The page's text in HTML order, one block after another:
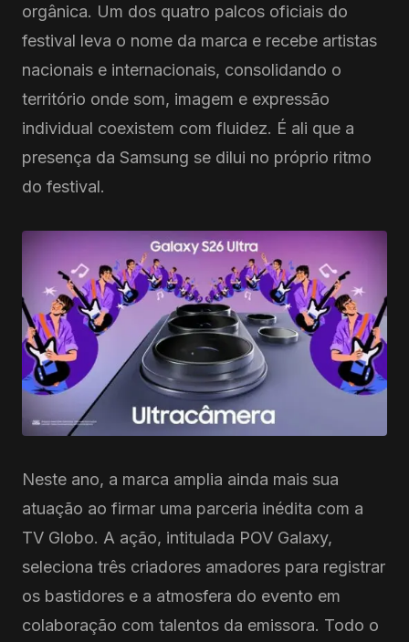
orgânica. Um dos quatro palcos oficiais do
festival leva o nome da marca e recebe artistas
nacionais e internacionais, consolidando o
território onde som, imagem e expressão
individual coexistem com fluidez. É ali que a
presença da Samsung se dilui no próprio ritmo
do festival.
Neste ano, a marca amplia ainda mais sua
atuação ao firmar uma parceria inédita com a
TV Globo. A ação, intitulada POV Galaxy,
seleciona três criadores amadores para registrar
os bastidores e a atmosfera do evento em
colaboração com talentos da emissora. Todo o